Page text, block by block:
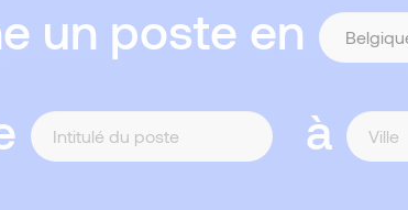
un poste en
à